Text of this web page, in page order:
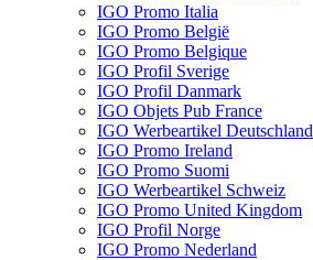
IGO Promo Italia
IGO Promo België
IGO Promo Belgique
IGO Profil Sverige
IGO Profil Danmark
IGO Objets Pub France
IGO Werbeartikel Deutschland
IGO Promo Ireland
IGO Promo Suomi
IGO Werbeartikel Schweiz
IGO Promo United Kingdom
IGO Profil Norge
IGO Promo Nederland